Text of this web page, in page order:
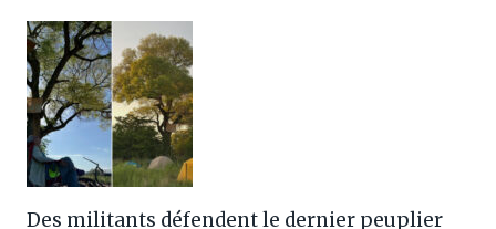
Des militants défendent le dernier peuplier